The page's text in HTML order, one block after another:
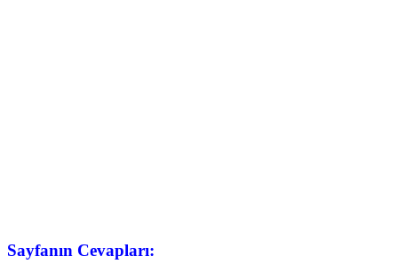
Sayfanın Cevapları: